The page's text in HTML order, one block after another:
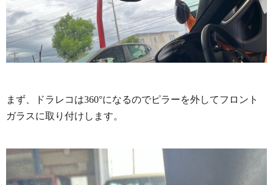
まず、ドラレコは360°になるのでピラーを外してフロント
ガラスに取り付けします。